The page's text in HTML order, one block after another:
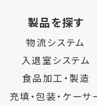
製品を探す
物流システム
入退室システム
食品加工・製造
充填・包装・ケーサ